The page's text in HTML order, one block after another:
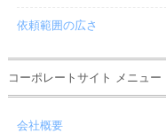
依頼範囲の広さ
コーポレートサイト メニュー
会社概要